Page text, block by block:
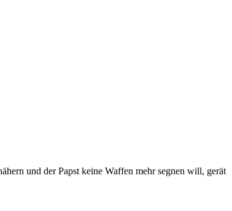
und der Papst keine Waffen mehr segnen will, gerät